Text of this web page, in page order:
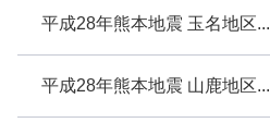
平成28年熊本地震 玉名地区...
平成28年熊本地震 山鹿地区...